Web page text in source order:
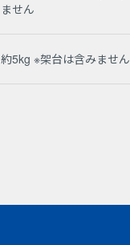
ません
約5kg ※架台は含みません